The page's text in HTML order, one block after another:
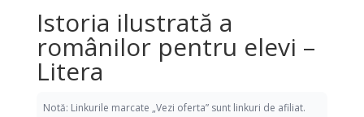
Istoria ilustrată a
românilor pentru elevi –
Litera
Notă: Linkurile marcate „Vezi oferta” sunt linkuri de afiliat.